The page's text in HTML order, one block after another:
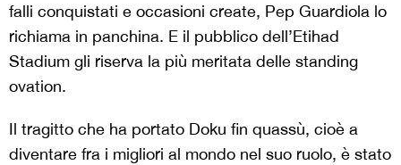
falli conquistati e occasioni create, Pep Guardiola lo
richiama in panchina. E il pubblico dell’Etihad
Stadium gli riserva la più meritata delle standing
ovation.
Il tragitto che ha portato Doku fin quassù, cioè a
diventare fra i migliori al mondo nel suo ruolo, è stato